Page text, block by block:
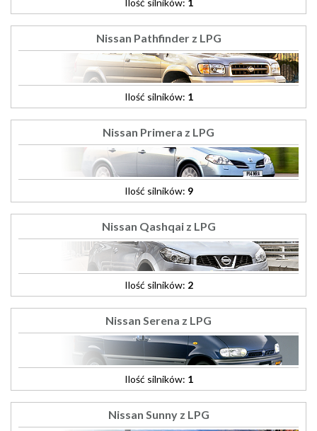
Ilość silników: 1
Nissan Pathfinder z LPG
Ilość silników: 1
Nissan Primera z LPG
Ilość silników: 9
Nissan Qashqai z LPG
Ilość silników: 2
Nissan Serena z LPG
Ilość silników: 1
Nissan Sunny z LPG